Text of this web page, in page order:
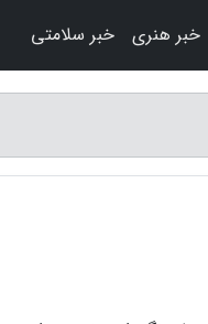
خبر هنری خبر سلامتی